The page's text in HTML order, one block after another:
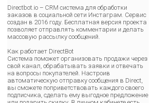
Directbot.io – CRM система для обработки
заказов в социальной сети Инстаграм. Сервис
создан в 2016 году. Бесплатная версия проекта
позволяет отправлять комментарии и делать
массовую рассылку сообщений.
Как работает DirectBot
Система поможет организовать продажи через
свой канал, обрабатывать заявки и отвечать
на вопросы покупателей. Настроив
автоматическую отправку сообщения в Direct,
вы сможете поприветствовать каждого своего
подписчика, сделать ему выгодное предложение